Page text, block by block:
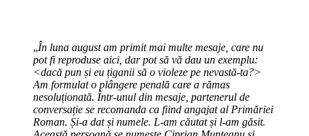
„În luna august am primit mai multe mesaje, care nu
pot fi reproduse aici, dar pot să vă dau un exemplu:
<dacă pun și eu țiganii să o violeze pe nevastă-ta?>
Am formulat o plângere penală care a rămas
nesoluționată. Într-unul din mesaje, partenerul de
conversație se recomanda ca fiind angajat al Primăriei
Roman. Și-a dat și numele. L-am căutat și l-am găsit.